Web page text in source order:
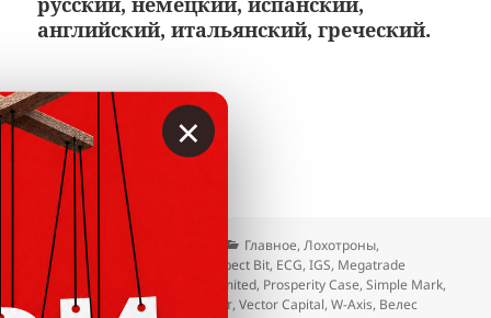
английский, итальянский, греческий.
Патер Групп / IGS
Читать далееЛьвов: адреса финансовых
Опубликовано
29.03.2021 Рубрики
Главное,Лохотроны,
Мошенники
Отзывы Метки
Aspect Bit, ECG,IGS, Megatrade
Solutions
Mon Kes Osiris Unlimited, Prosperity Case,Simple Mark,
Spark Group
Upscale V-скрипт,Vector Capital,W-Axis, Велес
×